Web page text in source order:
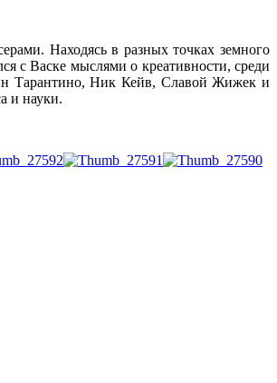
Находясь в разных точках земного
с Васке мыслями о креативности, среди
Тарантино, Ник Кейв, Славой Жижек и
и науки.